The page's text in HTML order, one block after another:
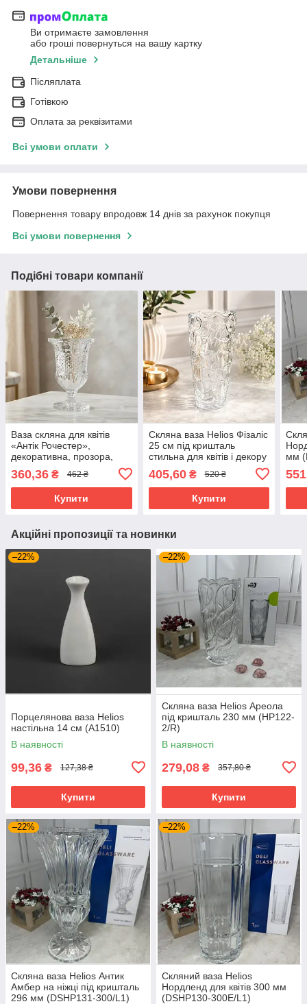
Ви отримаєте замовлення
або гроші повернуться на вашу картку
Детальніше
Післяплата
Готівкою
Оплата за реквізитами
Всі умови оплати
Умови повернення
Повернення товару впродовж 14 днів за рахунок покупця
Всі умови повернення
Подібні товари компанії
Ваза скляна для квітів
«Антік Рочестер»,
декоративна, прозора,
360,36 ₴ 462 ₴
Купити
Скляна ваза Helios Фізаліс
25 см під кришталь
стильна для квітів і декору
405,60₴ 520 ₴
Купити
мм
Акційні пропозиції та новинки
–22%
Порцелянова ваза Helios
настільна 14 см (A1510)
В наявності
99,36 ₴ 127,38 ₴
Купити
–22%
Скляна ваза Helios Ареола
під кришталь 230 мм (HP122-
2/R)
В наявності
279,08 ₴ 357,80 ₴
Купити
–22%
Скляна ваза Helios Антик
Амбер на ніжці під кришталь
296 мм (DSHP131-300/L1)
–22%
Скляний ваза Helios
Нордленд для квітів 300 мм
(DSHP130-300E/L1)